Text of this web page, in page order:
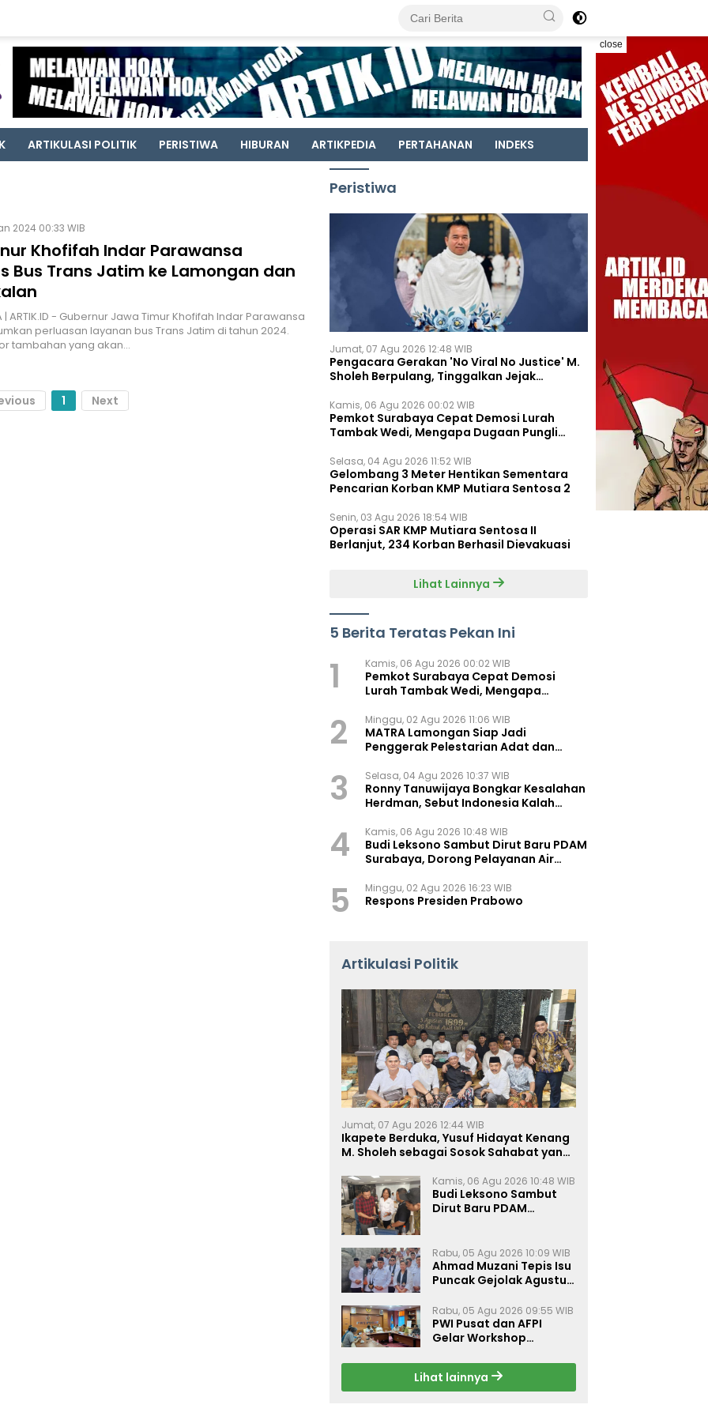
close
ARTIKULASI POLITIK PERISTIWA HIBURAN ARTIKPEDIA PERTAHANAN INDEKS
2024 00:33 WIB
Khofifah Indar Parawansa
Bus Trans Jatim ke Lamongan dan
| ARTIK.ID - Gubernur Jawa Timur Khofifah Indar Parawansa
perluasan layanan bus Trans Jatim di tahun 2024.
tambahan yang akan…
1 Next
Peristiwa
Jumat, 07 Agu 2026 12:48 WIB
Pengacara Gerakan 'No Viral No Justice' M.
Sholeh Berpulang, Tinggalkan Jejak
Kamis, 06 Agu 2026 00:02 WIB
Pemkot Surabaya Cepat Demosi Lurah
Tambak Wedi, Mengapa Dugaan Pungli
Selasa, 04 Agu 2026 11:52 WIB
Gelombang 3 Meter Hentikan Sementara
Pencarian Korban KMP Mutiara Sentosa 2
Senin, 03 Agu 2026 18:54 WIB
Operasi SAR KMP Mutiara Sentosa II
Berlanjut, 234 Korban Berhasil Dievakuasi
Lihat Lainnya
5 Berita Teratas Pekan Ini
1 Kamis, 06 Agu 2026 00:02 WIB
Pemkot Surabaya Cepat Demosi
Lurah Tambak Wedi, Mengapa
2 Minggu, 02 Agu 2026 11:06 WIB
MATRA Lamongan Siap Jadi
Penggerak Pelestarian Adat dan
3 Selasa, 04 Agu 2026 10:37 WIB
Ronny Tanuwijaya Bongkar Kesalahan
Herdman, Sebut Indonesia Kalah
4 Kamis, 06 Agu 2026 10:48 WIB
Budi Leksono Sambut Dirut Baru PDAM
Surabaya, Dorong Pelayanan Air
5 Minggu, 02 Agu 2026 16:23 WIB
Respons Presiden Prabowo
Artikulasi Politik
Jumat, 07 Agu 2026 12:44 WIB
Ikapete Berduka, Yusuf Hidayat Kenang
M. Sholeh sebagai Sosok Sahabat yang
Kamis, 06 Agu 2026 10:48 WIB
Budi Leksono Sambut
Dirut Baru PDAM
Makin Prima
Rabu, 05 Agu 2026 10:09 WIB
Ahmad Muzani Tepis Isu
Puncak Gejolak Agustus
Perkuat Persatuan
Rabu, 05 Agu 2026 09:55 WIB
PWI Pusat dan AFPI
Gelar Workshop
Inklusi Keuangan, dan
Perlindungan Publik
Lihat lainnya